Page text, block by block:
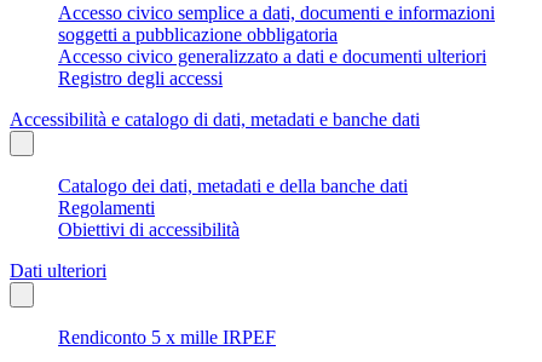
Accesso civico semplice a dati, documenti e informazioni
soggetti a pubblicazione obbligatoria
Accesso civico generalizzato a dati e documenti ulteriori
Registro degli accessi
Accessibilità e catalogo di dati, metadati e banche dati
Catalogo dei dati, metadati e della banche dati
Regolamenti
Obiettivi di accessibilità
Dati ulteriori
Rendiconto 5 x mille IRPEF